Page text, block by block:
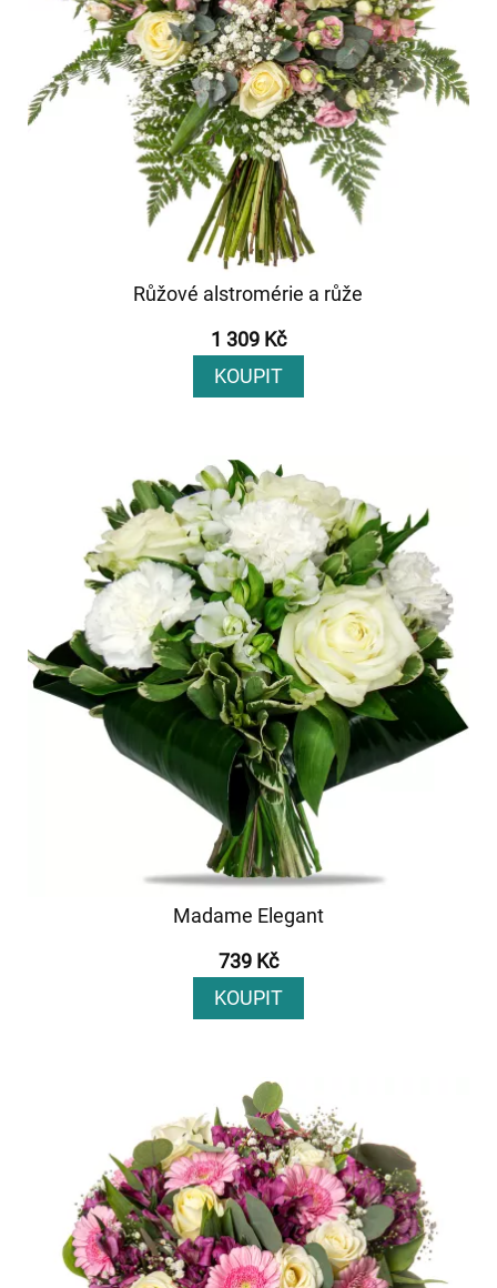
Růžové alstromérie a růže
1 309 Kč
KOUPIT
Madame Elegant
739 Kč
KOUPIT